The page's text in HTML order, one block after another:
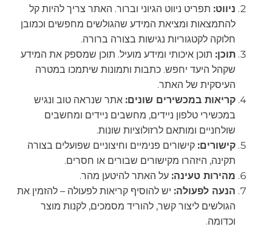
ניווט: תפריט ניווט הגיוני וברור. האתר צריך להיות קל
להתמצאות ומציאת המידע שהגולשים מחפשים וכמובן
חלוקה לקטגוריות נגישות בצורה ברורה.
תוכן: תוכן איכותי ומידע מועיל. תוכן שמספק את המידע
שקהל היעד יחפש. כתבות ותמונות שיתמכו במטרה
העיסקית של האתר.
קריאות במכשירים שונים: אתר שנראה טוב ונגיש
במכשירי טלפון ניידים, מחשבים ניידים ומחשבים
שולחניים ומותאם לרזולוציות שונות.
קישורים: קישורים פנימיים וחיצוניים שפועלים בצורה
תקינה, היזהרו מקישורים שבורים או חסרים.
מהירות טעינה: על האתר להיטען מהר.
הנעה לפעולה: יש להוסיף קריאות לפעולה – להזמין את
הגולשים ליצור קשר, להוריד מסמכים, לקנות מוצר
וכדומה.